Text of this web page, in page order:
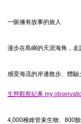
一個擁有故事的旅人
漫步在島嶼的天涯海角，走
感受海流的岸邊散步、體
生態觀察紀事 my
4,000種維管束生物、800